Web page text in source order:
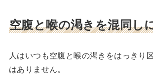
空腹と喉の渇きを混同し
人はいつも空腹と喉の渇きをはっきり
はありません。